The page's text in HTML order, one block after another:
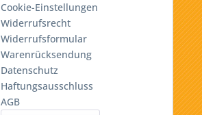
Cookie-Einstellungen
Widerrufsrecht
Widerrufsformular
Warenrücksendung
Datenschutz
Haftungsausschluss
AGB